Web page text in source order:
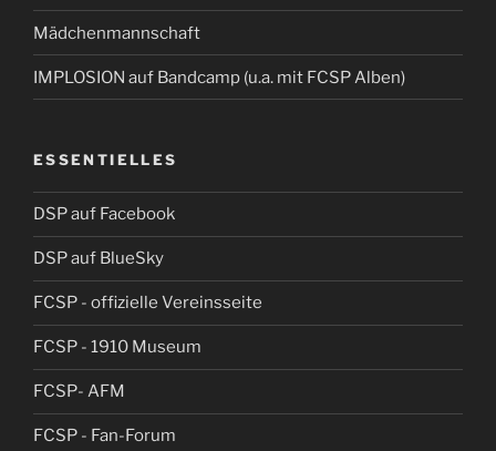
Mädchenmannschaft
IMPLOSION auf Bandcamp (u.a. mit FCSP Alben)
ESSENTIELLES
DSP auf Facebook
DSP auf BlueSky
FCSP - offizielle Vereinsseite
FCSP - 1910 Museum
FCSP- AFM
FCSP - Fan-Forum